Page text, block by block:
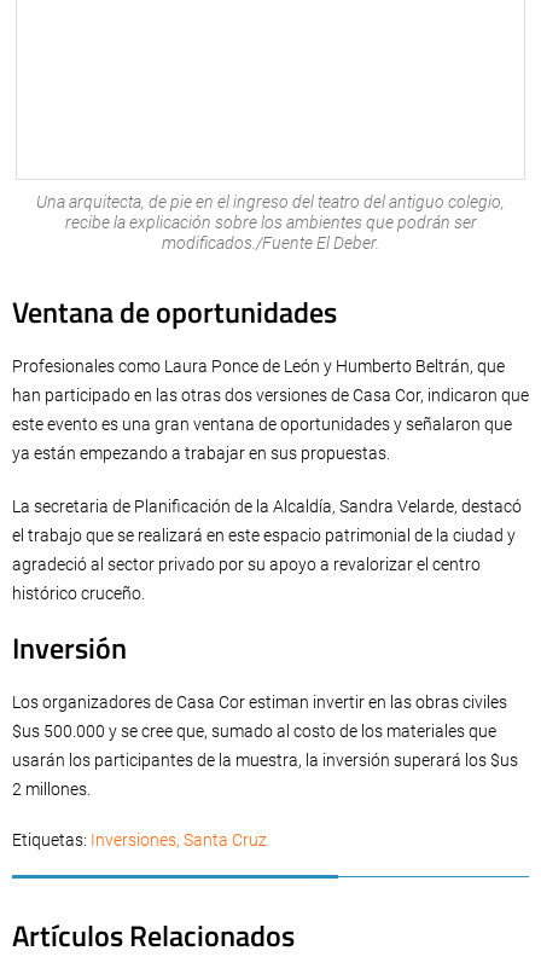
Una arquitecta, de pie en el ingreso del teatro del antiguo colegio,
recibe la explicación sobre los ambientes que podrán ser
modificados./Fuente El Deber.
Ventana de oportunidades
Profesionales como Laura Ponce de León y Humberto Beltrán, que
han participado en las otras dos versiones de Casa Cor, indicaron que
este evento es una gran ventana de oportunidades y señalaron que
ya están empezando a trabajar en sus propuestas.
La secretaria de Planificación de la Alcaldía, Sandra Velarde, destacó
el trabajo que se realizará en este espacio patrimonial de la ciudad y
agradeció al sector privado por su apoyo a revalorizar el centro
histórico cruceño.
Inversión
Los organizadores de Casa Cor estiman invertir en las obras civiles
$us 500.000 y se cree que, sumado al costo de los materiales que
usarán los participantes de la muestra, la inversión superará los $us
2 millones.
Etiquetas: Inversiones, Santa Cruz
Artículos Relacionados